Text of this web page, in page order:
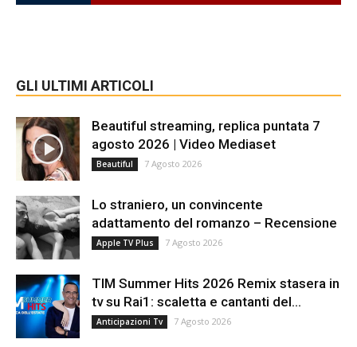
GLI ULTIMI ARTICOLI
Beautiful streaming, replica puntata 7
agosto 2026 | Video Mediaset
Beautiful 7 Agosto 2026
Lo straniero, un convincente
adattamento del romanzo – Recensione
Apple TV Plus 7 Agosto 2026
TIM Summer Hits 2026 Remix stasera in
tv su Rai1: scaletta e cantanti del...
Anticipazioni Tv 7 Agosto 2026